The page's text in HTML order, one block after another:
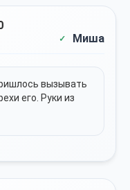
Миша
вызывать
его. Руки из